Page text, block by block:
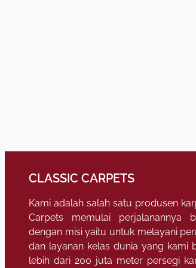
CLASSIC CARPETS
Kami adalah salah satu produsen
Carpets memulai perjalanannya
dengan misi yaitu untuk melayani
dan layanan kelas dunia yang kami
lebih dari 200 juta meter persegi